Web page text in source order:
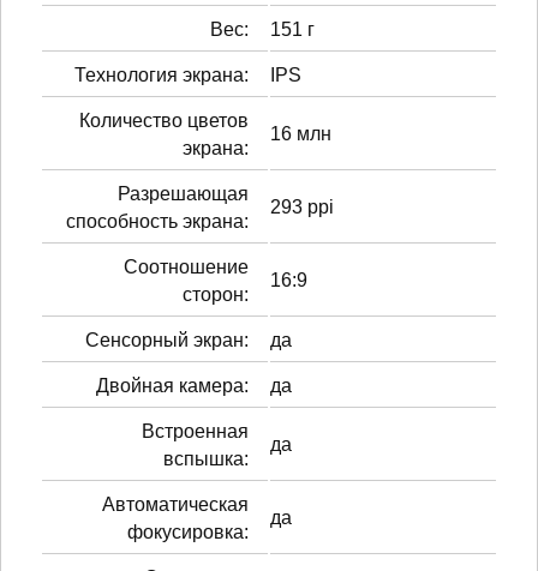
Вес: 151 г
Технология экрана: IPS
Количество цветов
экрана:
16 млн
Разрешающая
способность экрана:
293 ppi
Соотношение
сторон:
16:9
Сенсорный экран: да
Двойная камера: да
Встроенная
вспышка:
да
Автоматическая
фокусировка:
да